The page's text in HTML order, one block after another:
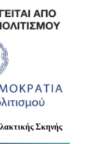
Σκηνής